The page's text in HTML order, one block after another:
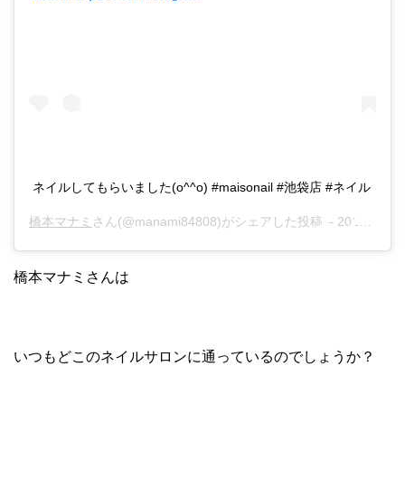
ネイルしてもらいました(o^^o) #maisonail #池袋店 #ネイル
橋本マナミ さん(@manami84808)がシェアした投稿 – 2017年 1月月2日午後4時09分PST
橋本マナミさんは
いつもどこのネイルサロンに通っているのでしょうか？